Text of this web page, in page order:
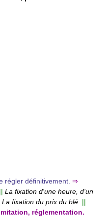
régler définitivement. ⇒
|| La fixation d'une heure, d'un
La fixation du prix du blé. ||
réglementation.